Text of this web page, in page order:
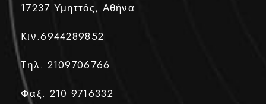
17237 Υμηττός, Αθήνα
Kιν.6944289852
Tηλ. 2109706766
Φαξ. 210 9716332